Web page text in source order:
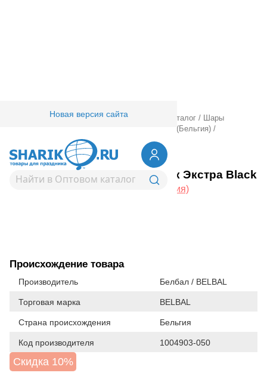
Новая версия сайта
Товары для праздника/ Оптовый каталог /
Шары
Belbal 105 (Бельгия) /
1102-0059В 105/090 Металлик Экстра Black
Вернуться в раздел Belbal 105 (Бельгия)
Происхождение товара
Производитель Белбал / BELBAL
Торговая марка BELBAL
Страна происхождения Бельгия
Код производителя 1004903-050
Скидка 10%